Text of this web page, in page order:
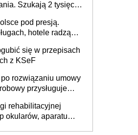
Szukają 2 tysięcy
pod presją.
hotele radzą
się w przepisach
z KSeF
rozwiązaniu umowy
przysługuje
pracy
rehabilitacyjnej
okularów, aparatu